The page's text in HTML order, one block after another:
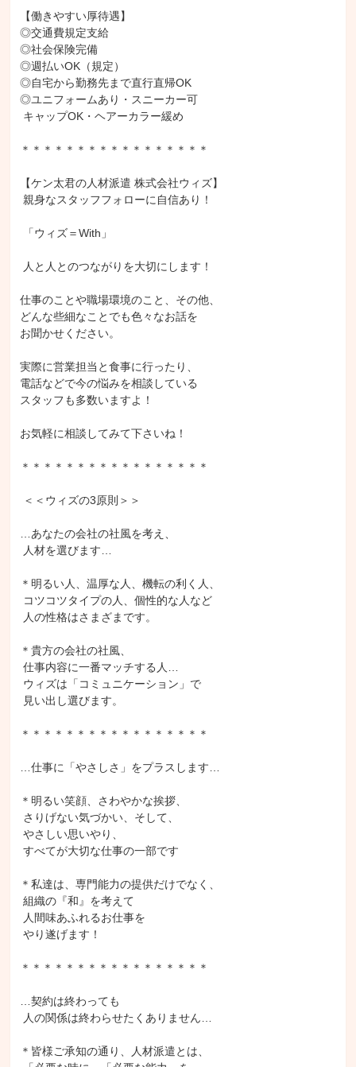
【働きやすい厚待遇】
◎交通費規定支給
◎社会保険完備
◎週払いOK（規定）
◎自宅から勤務先まで直行直帰OK
◎ユニフォームあり・スニーカー可
＊＊＊＊＊＊＊＊＊＊＊＊＊＊＊＊＊
【ケン太君の人材派遣 株式会社ウィズ】
仕事のことや職場環境のこと、その他、
どんな些細なことでも色々なお話を
お聞かせください。
実際に営業担当と食事に行ったり、
電話などで今の悩みを相談している
スタッフも多数いますよ！
お気軽に相談してみて下さいね！
＊＊＊＊＊＊＊＊＊＊＊＊＊＊＊＊＊
…あなたの会社の社風を考え、
＊明るい人、温厚な人、機転の利く人、
＊貴方の会社の社風、
＊＊＊＊＊＊＊＊＊＊＊＊＊＊＊＊＊
…仕事に「やさしさ」をプラスします…
＊明るい笑顔、さわやかな挨拶、
＊私達は、専門能力の提供だけでなく、
＊＊＊＊＊＊＊＊＊＊＊＊＊＊＊＊＊
…契約は終わっても
＊皆様ご承知の通り、人材派遣とは、